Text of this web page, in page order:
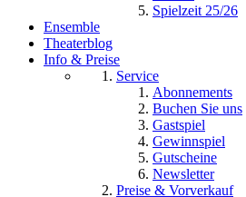
Spielzeit 25/26
Ensemble
Theaterblog
Info & Preise
Service
Abonnements
Buchen Sie uns
Gastspiel
Gewinnspiel
Gutscheine
Newsletter
Preise & Vorverkauf